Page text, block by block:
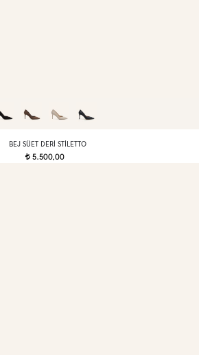
BEJ SÜET DERI STILETTO
t5.500,00